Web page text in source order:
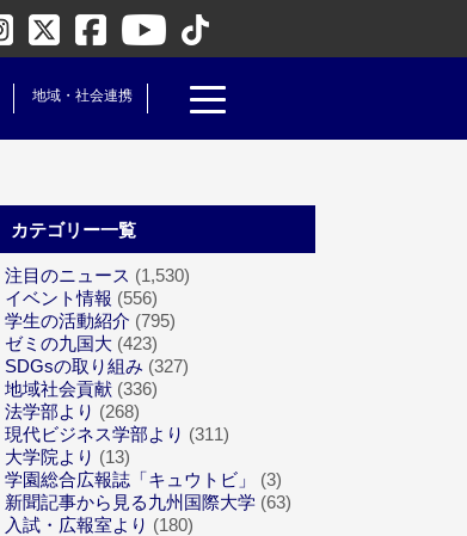
地域・社会連携
カテゴリー一覧
注目のニュース (1,530)
イベント情報 (556)
学生の活動紹介 (795)
ゼミの九国大 (423)
SDGsの取り組み (327)
地域社会貢献 (336)
法学部より (268)
現代ビジネス学部より (311)
大学院より (13)
学園総合広報誌「キュウトビ」
(3)
新聞記事から見る九州国際大学 (63)
入試・広報室より (180)